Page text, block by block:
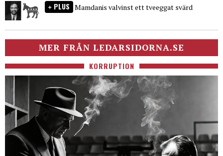
PLUS Mamdanis valvinst ett tveeggat svärd
MER FRÅN LEDARSIDORNA.SE
KORRUPTION